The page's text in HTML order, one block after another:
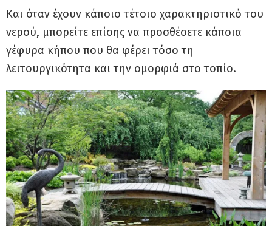
Και όταν έχουν κάποιο τέτοιο χαρακτηριστικό του
νερού, μπορείτε επίσης να προσθέσετε κάποια
γέφυρα κήπου που θα φέρει τόσο τη
λειτουργικότητα και την ομορφιά στο τοπίο.